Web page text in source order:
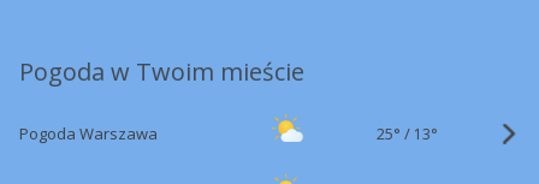
Pogoda w Twoim mieście
Pogoda Warszawa 25° / 13°